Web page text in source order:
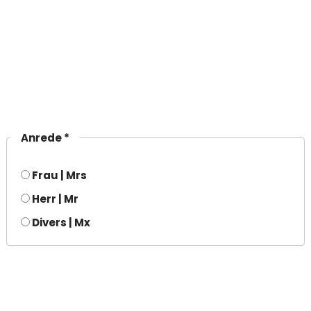
Anrede *
Frau | Mrs
Herr | Mr
Divers | Mx